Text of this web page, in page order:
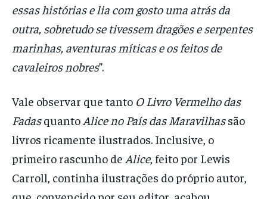
essas histórias e lia com gosto uma atrás da
outra, sobretudo se tivessem dragões e serpentes
marinhas, aventuras míticas e os feitos de
cavaleiros nobres”.
Vale observar que tanto O Livro Vermelho das
Fadasquanto Alice no País das Maravilhassão
livros ricamente ilustrados. Inclusive, o
primeiro rascunho de Alice, feito por Lewis
Carroll, continha ilustrações do próprio autor,